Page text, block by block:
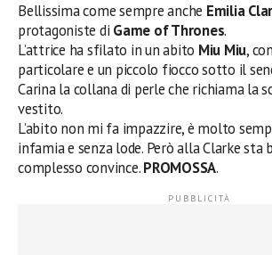
Bellissima come sempre anche Emilia
protagoniste di Game of Thrones.
L’attrice ha sfilato in un abito Miu Miu,
particolare e un piccolo fiocco sotto il
Carina la collana di perle che richiama la
vestito.
L’abito non mi fa impazzire, è molto
infamia e senza lode. Però alla Clarke sta
complesso convince.PROMOSSA.